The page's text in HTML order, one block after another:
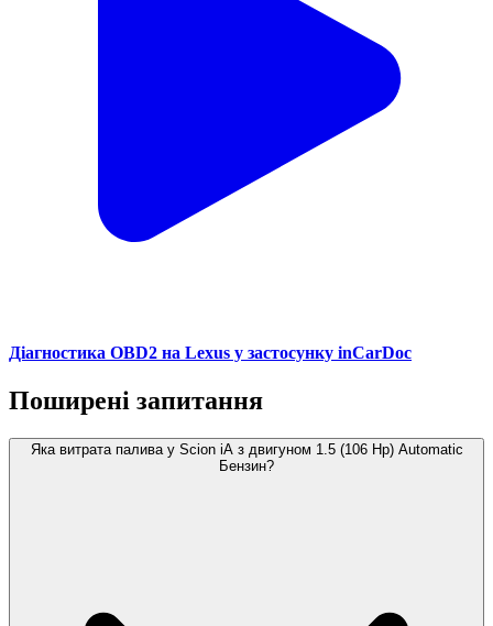
Діагностика OBD2 на Lexus у застосунку inCarDoc
Поширені запитання
Яка витрата палива у Scion iA з двигуном 1.5 (106 Hp) Automatic
Бензин?